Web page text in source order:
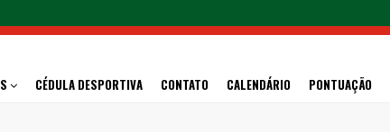
CÉDULA DESPORTIVA CONTATO CALENDÁRIO PONTUAÇÃO